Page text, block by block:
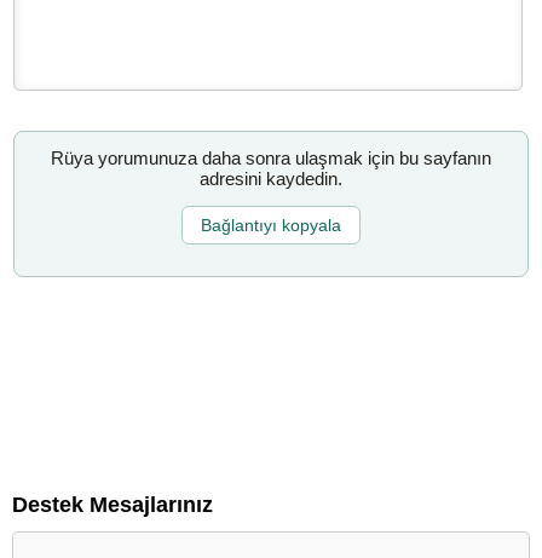
Rüya yorumunuza daha sonra ulaşmak için bu sayfanın
adresini kaydedin.
Bağlantıyı kopyala
Destek Mesajlarınız